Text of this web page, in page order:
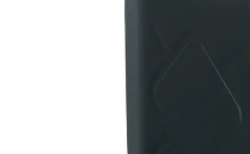
Klantenservice